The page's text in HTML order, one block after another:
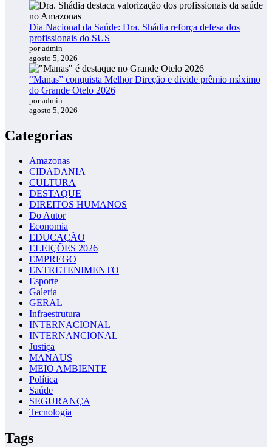
Dia Nacional da Saúde: Dra. Shádia reforça defesa dos
profissionais do SUS
por admin
agosto 5, 2026
“Manas” conquista Melhor Direção e divide prêmio máximo
do Grande Otelo 2026
por admin
agosto 5, 2026
Categorias
Amazonas
CIDADANIA
CULTURA
DESTAQUE
DIREITOS HUMANOS
Do Autor
Economia
EDUCAÇÃO
ELEIÇÕES 2026
EMPREGO
ENTRETENIMENTO
Esporte
Galeria
GERAL
Infraestrutura
INTERNACIONAL
INTERNANCIONAL
Justiça
MANAUS
MEIO AMBIENTE
Política
Saúde
SEGURANÇA
Tecnologia
Tags